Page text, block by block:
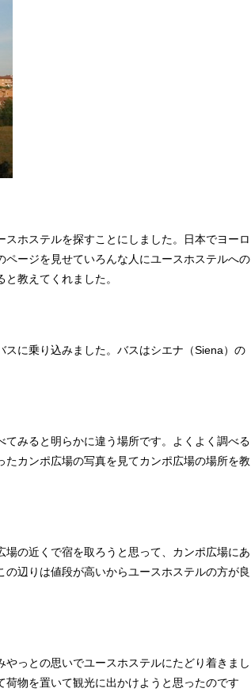
ホステルを探すことにしました。日本でヨーロ
ージを見せていろんな人にユースホステルへの
教えてくれました。
に乗り込みました。バスはシエナ（Siena）の
みると明らかに違う場所です。よくよく調べる
カンポ広場の写真を見てカンポ広場の場所を教
の近くで宿を取ろうと思って、カンポ広場にあ
辺りは値段が高いからユースホステルの方が良
っとの思いでユースホステルにたどり着きまし
物を置いて観光に出かけようと思ったのです